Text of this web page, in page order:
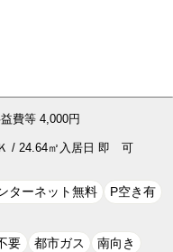
費等4,000円
/ 24.64㎡ 入居日即 可
ターネット無料 P空き有
要 都市ガス 南向き